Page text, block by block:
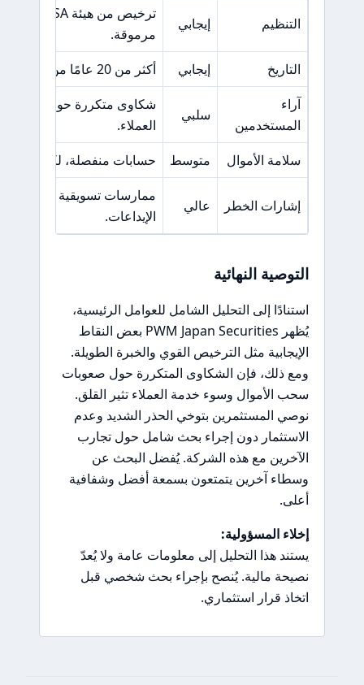
التنظيم إيجابي
مرموقة.
التاريخ
إيجابي
أكثر من 20 عامًا من الخبرة في السوق.
آراء
المستخدمين
سلبي
شكاوى متكررة حول
العملاء.
سلامة الأموال
متوسط حسابات منفصلة، لكن
إشارات الخطر عالي
ممارسات تسويقية مشبوهة
الإيداعات.
التوصية النهائية
استنادًا إلى التحليل الشامل للعوامل الرئيسية،
يُظهر PWM Japan Securities بعض النقاط
الإيجابية مثل الترخيص القوي والخبرة الطويلة.
ومع ذلك، فإن الشكاوى المتكررة حول صعوبات
سحب الأموال وسوء خدمة العملاء تثير القلق.
نوصي المستثمرين بتوخي الحذر الشديد وعدم
الاستثمار دون إجراء بحث شامل حول تجارب
الآخرين مع هذه الشركة. يُفضل البحث عن
وسطاء آخرين يتمتعون بسمعة أفضل وشفافية
أعلى.
إخلاء المسؤولية:
يستند هذا التحليل إلى معلومات عامة ولا يُعدّ
نصيحة مالية. يُنصح بإجراء بحث شخصي قبل
اتخاذ قرار استثماري.